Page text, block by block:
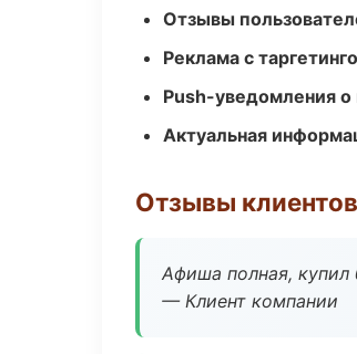
Отзывы
Реклама с
Push-уведомления
Актуальная
Отзывы клиентов
Афиша полная, купил
— Клиент компании